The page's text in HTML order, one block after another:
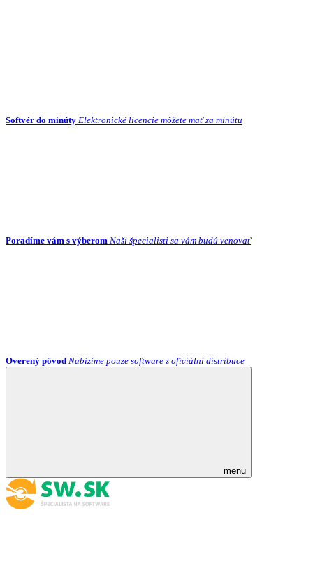
Softvér do minúty Elektronické licencie môžete mať za minútu
Poradíme vám s výberom Naši špecialisti sa vám budú venovať
Overený pôvod Nabízíme pouze software z oficiální distribuce
menu